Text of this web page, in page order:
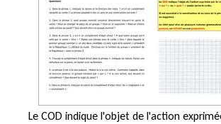
Le COD indique l'objet de l'action